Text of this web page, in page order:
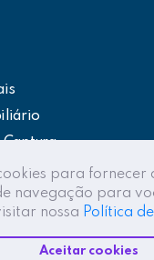
para fornecer
navegação para
nossa Política
Aceitar cookies
Captura
do Cliente
de Vendas